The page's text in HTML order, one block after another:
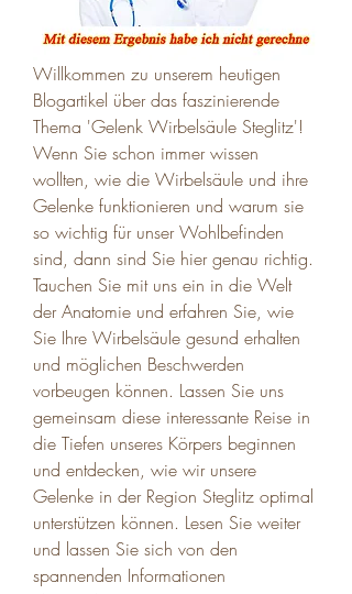
Willkommen zu unserem heutigen
Blogartikel über das faszinierende
Thema 'Gelenk Wirbelsäule Steglitz'!
Wenn Sie schon immer wissen
wollten, wie die Wirbelsäule und ihre
Gelenke funktionieren und warum sie
so wichtig für unser Wohlbefinden
sind, dann sind Sie hier genau richtig.
Tauchen Sie mit uns ein in die Welt
der Anatomie und erfahren Sie, wie
Sie Ihre Wirbelsäule gesund erhalten
und möglichen Beschwerden
vorbeugen können. Lassen Sie uns
gemeinsam diese interessante Reise in
die Tiefen unseres Körpers beginnen
und entdecken, wie wir unsere
Gelenke in der Region Steglitz optimal
unterstützen können. Lesen Sie weiter
und lassen Sie sich von den
spannenden Informationen